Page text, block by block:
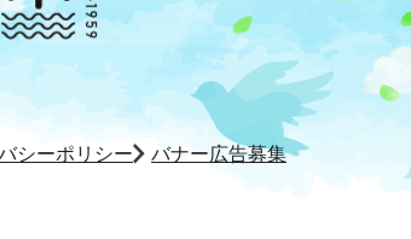
シーポリシー バナー広告募集